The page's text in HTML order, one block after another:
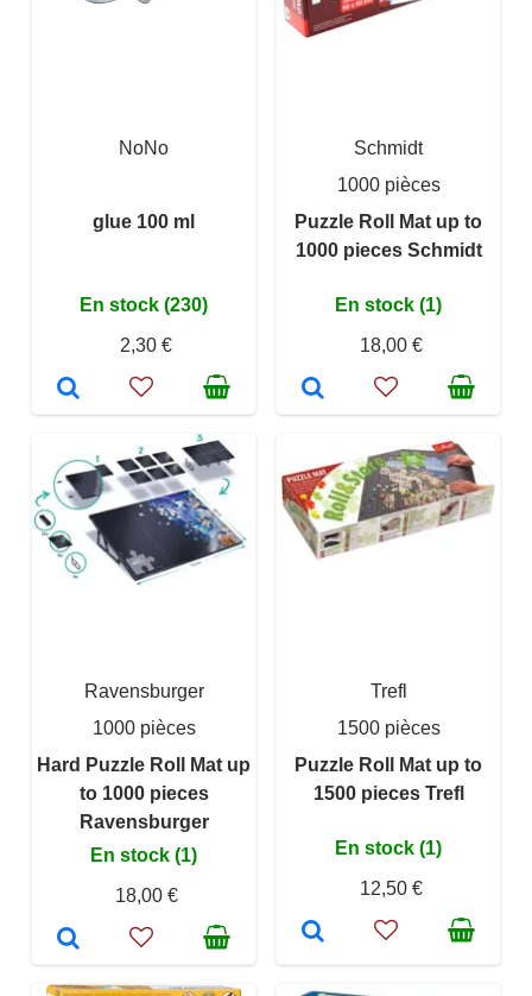
NoNo
glue 100 ml
En stock (230)
2,30 €
Schmidt
1000 pièces
Puzzle Roll Mat up to
1000 pieces Schmidt
En stock (1)
18,00 €
Ravensburger
1000 pièces
Hard Puzzle Roll Mat up
to 1000 pieces
Ravensburger
En stock (1)
18,00 €
Trefl
1500 pièces
Puzzle Roll Mat up to
1500 pieces Trefl
En stock (1)
12,50 €